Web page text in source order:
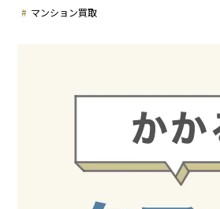
マンション買取